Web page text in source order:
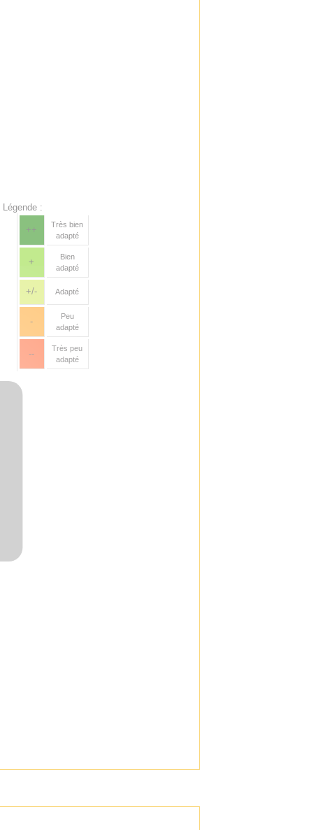
Légende :
++
Très bien
adapté
+
Bien
adapté
+/- Adapté
-
Peu
adapté
--
Très peu
adapté